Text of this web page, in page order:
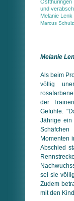
Ostthüringen
und
Melanie
Marcus
Melanie
Als beim
völlig
der
Gefühle.
Jährige ein
Momenten
Abschied
sei sie
Zudem
mit den